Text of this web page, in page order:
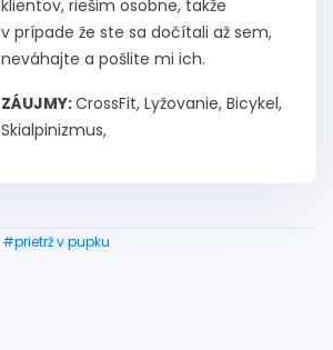
klientov, riešim osobne, takže
v prípade že ste sa dočítali až sem,
neváhajte a pošlite mi ich.
ZÁUJMY:CrossFit, Lyžovanie, Bicykel,
Skialpinizmus,
#prietrž v pupku